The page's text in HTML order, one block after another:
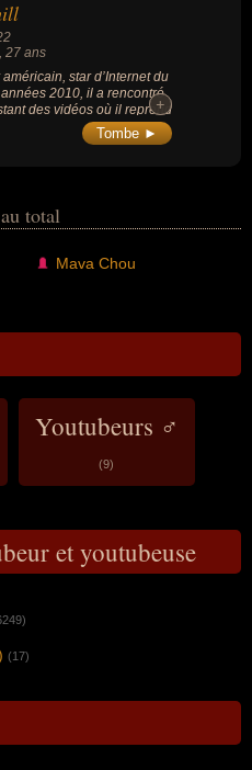
où il ouvre des
lettres envoyées par les
, 27 ans
star d’Internet du
2010, il a rencontré
des vidéos où il reprend
artistes du moment sous
complétés de mimiques.
+
+
Tombe ►
au total
Mava Chou
Youtubeurs ♂
(9)
et youtubeuse
(17)